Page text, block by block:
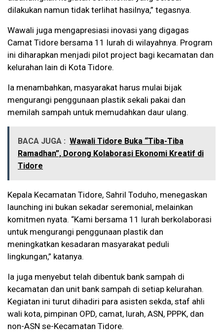
dilakukan namun tidak terlihat hasilnya,” tegasnya.
Wawali juga mengapresiasi inovasi yang digagas
Camat Tidore bersama 11 lurah di wilayahnya. Program
ini diharapkan menjadi pilot project bagi kecamatan dan
kelurahan lain di Kota Tidore.
Ia menambahkan, masyarakat harus mulai bijak
mengurangi penggunaan plastik sekali pakai dan
memilah sampah untuk memudahkan daur ulang.
BACA JUGA : Wawali Tidore Buka “Tiba-Tiba
Ramadhan”, Dorong Kolaborasi Ekonomi Kreatif di
Tidore
Kepala Kecamatan Tidore, Sahril Toduho, menegaskan
launching ini bukan sekadar seremonial, melainkan
komitmen nyata. “Kami bersama 11 lurah berkolaborasi
untuk mengurangi penggunaan plastik dan
meningkatkan kesadaran masyarakat peduli
lingkungan,” katanya.
Ia juga menyebut telah dibentuk bank sampah di
kecamatan dan unit bank sampah di setiap kelurahan.
Kegiatan ini turut dihadiri para asisten sekda, staf ahli
wali kota, pimpinan OPD, camat, lurah, ASN, PPPK, dan
non-ASN se-Kecamatan Tidore.